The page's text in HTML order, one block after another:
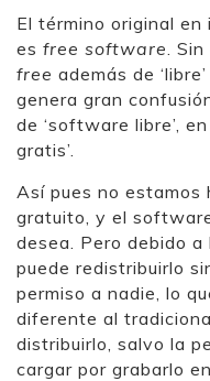
El término original en
es free software .
free además de
genera gran
de ‘software libre’,
gratis’.
Así pues no
gratuito, y el
desea. Pero debido
puede redistribuirlo
permiso a nadie, lo
diferente al
distribuirlo, salvo la
cargar por grabarlo